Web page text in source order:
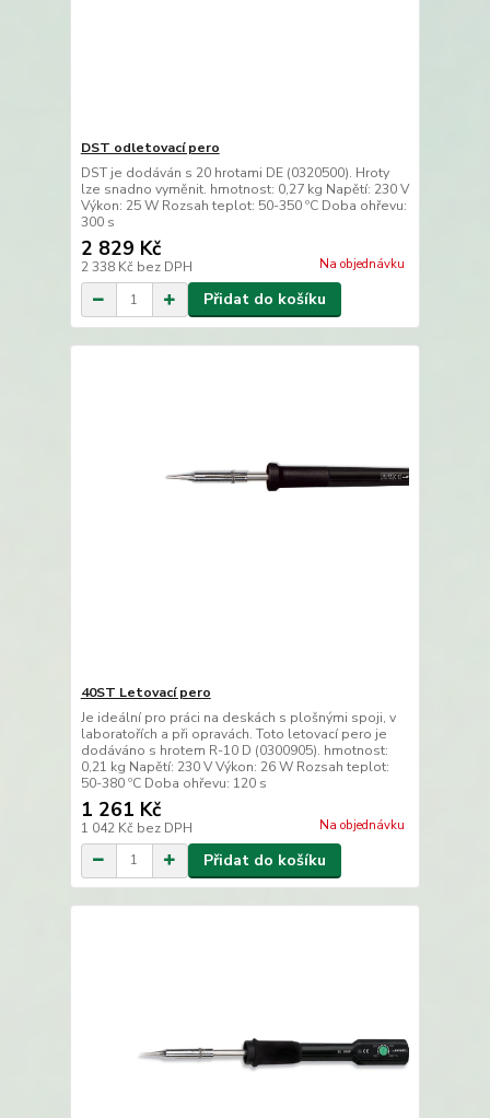
DST odletovací pero
DST je dodáván s 20 hrotami DE (0320500). Hroty
lze snadno vyměnit. hmotnost: 0,27 kg Napětí: 230 V
Výkon: 25 W Rozsah teplot: 50-350 ºC Doba ohřevu:
300 s
2 829 Kč
2 338 Kč bez DPH Na objednávku
Přidat do košíku
40ST Letovací pero
Je ideální pro práci na deskách s plošnými spoji, v
laboratořích a při opravách. Toto letovací pero je
dodáváno s hrotem R-10 D (0300905). hmotnost:
0,21 kg Napětí: 230 V Výkon: 26 W Rozsah teplot:
50-380 ºC Doba ohřevu: 120 s
1 261 Kč
1 042 Kč bez DPH Na objednávku
Přidat do košíku